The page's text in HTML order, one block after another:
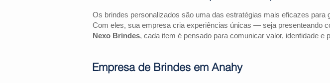
Os brindes personalizados são uma das estratégias mais eficazes
Com eles, sua empresa cria experiências únicas — seja presenteando
Nexo Brindes, cada item é pensado para comunicar valor, identidade
Empresa de Brindes em Anahy